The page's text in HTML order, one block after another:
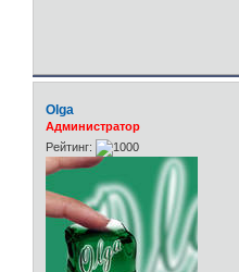
Olga
Администратор
Рейтинг: